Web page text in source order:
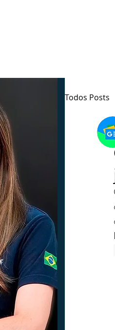
Todos Posts
Quarto
Notas